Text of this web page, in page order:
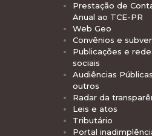
Prestação de
Anual ao TCE-PR
Web Geo
Convênios e
Publicações e
sociais
Audiências
outros
Radar da
Leis e atos
Tributário
Portal